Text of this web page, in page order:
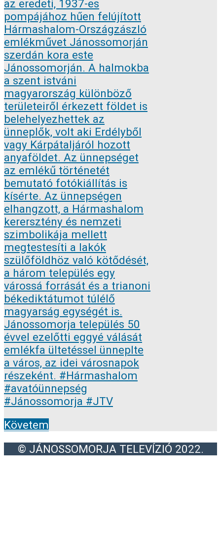
Követem
© JÁNOSSOMORJA TELEVÍZIÓ 2022.